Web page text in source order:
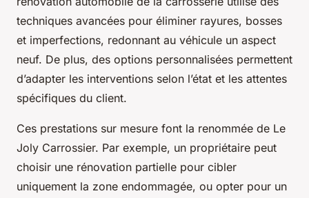
techniques avancées pour éliminer rayures, bosses
et imperfections, redonnant au véhicule un aspect
neuf. De plus, des options personnalisées permettent
d’adapter les interventions selon l’état et les attentes
spécifiques du client.
Ces prestations sur mesure font la renommée de Le
Joly Carrossier. Par exemple, un propriétaire peut
choisir une rénovation partielle pour cibler
uniquement la zone endommagée, ou opter pour un